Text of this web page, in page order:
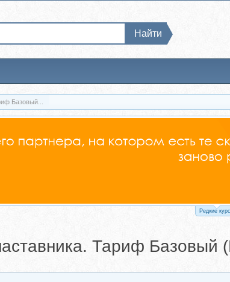
Найти
Базовый...
Редкие
Тариф Базовый